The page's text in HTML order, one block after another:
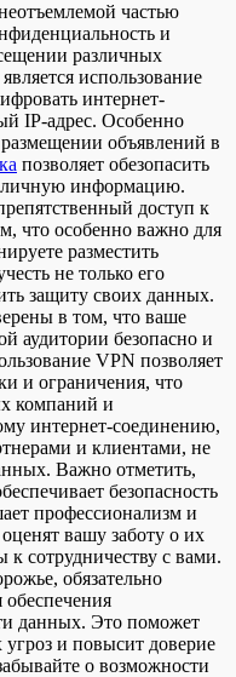
частью
и
различных
использование
интернет-
IP-адрес. Особенно
объявлений в
позволяет обезопасить
личную информацию.
доступ к
что особенно важно для
разместить
не только его
защиту своих данных.
в том, что ваше
аудитории безопасно и
VPN позволяет
и ограничения, что
компаний и
интернет-соединению,
и клиентами, не
Важно отметить,
безопасность
профессионализм и
вашу заботу о их
к сотрудничеству с вами.
обязательно
данных. Это поможет
и повысит доверие
о возможности